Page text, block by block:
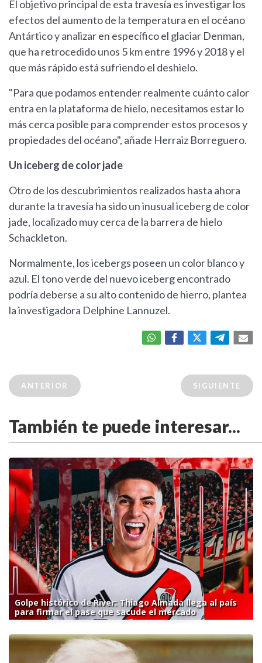
El objetivo principal de esta travesía es investigar los
efectos del aumento de la temperatura en el océano
Antártico y analizar en específico el glaciar Denman,
que ha retrocedido unos 5 km entre 1996 y 2018 y el
que más rápido está sufriendo el deshielo.
"Para que podamos entender realmente cuánto calor
entra en la plataforma de hielo, necesitamos estar lo
más cerca posible para comprender estos procesos y
propiedades del océano", añade Herraiz Borreguero.
Un iceberg de color jade
Otro de los descubrimientos realizados hasta ahora
durante la travesía ha sido un inusual iceberg de color
jade, localizado muy cerca de la barrera de hielo
Schackleton.
Normalmente, los icebergs poseen un color blanco y
azul. El tono verde del nuevo iceberg encontrado
podría deberse a su alto contenido de hierro, plantea
la investigadora Delphine Lannuzel.
ANTERIOR SIGUIENTE
También te puede interesar...
Golpe histórico de River: Thiago Almada llega al país
para firmar el pase que sacude el mercado